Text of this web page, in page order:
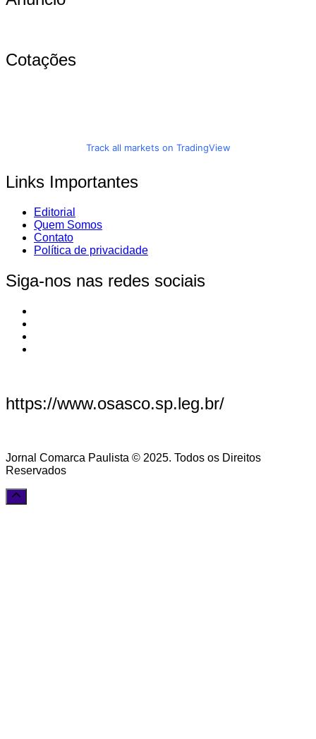
Cotações
Track all markets on TradingView
Links Importantes
Editorial
Quem Somos
Contato
Política de privacidade
Siga-nos nas redes sociais
https://www.osasco.sp.leg.br/
Jornal Comarca Paulista © 2025. Todos os Direitos
Reservados